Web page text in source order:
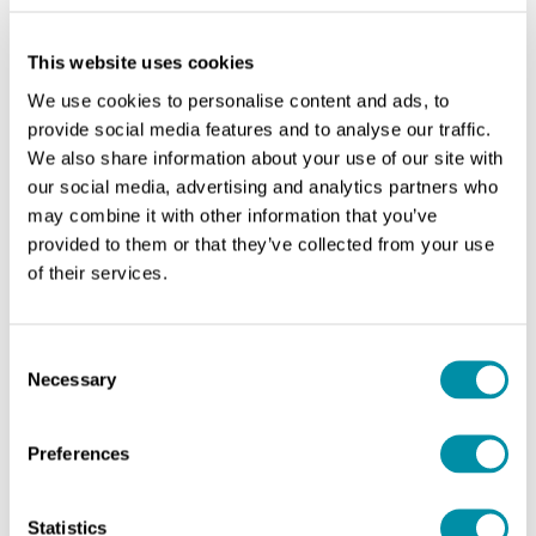
This website uses cookies
We use cookies to personalise content and ads, to
provide social media features and to analyse our traffic.
We also share information about your use of our site with
our social media, advertising and analytics partners who
may combine it with other information that you’ve
provided to them or that they’ve collected from your use
of their services.
Selection
Necessary
Preferences
Statistics
OBIETTIVO FORMATIVO DEL CORSO
tecniche di
sartoria artigianale avanzata . Il corso in laboratorio si
articolerà in: montaggio zip e realizzazione su
campioni di tela, spacchi, pieghe, tasche,
realizzazione pantalone su misura dalla linea a scelta
(larga o asciutta) e inoltre rilevamento cartamodello,
adattamento alle proprie misure, taglio tela di prova,
INFORMAZIONI UTILI
Periodo: 14-18 luglio 2025